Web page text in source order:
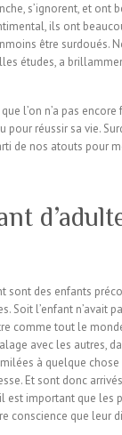
s’ignorent, et ont
ils ont
être surdoués.
études, a
l’on n’a pas encore
pour réussir sa vie.
de nos atouts pour
sont des enfants
Soit l’enfant n’avait
comme tout le
avec les autres,
à quelque chose
Et sont donc
est important que les
conscience que leur